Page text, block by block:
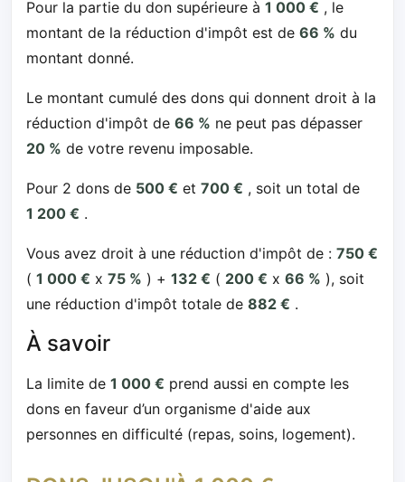
Pour la partie du don supérieure à 1 000 € , le
montant de la réduction d'impôt est de 66 % du
montant donné.
Le montant cumulé des dons qui donnent droit à la
réduction d'impôt de 66 % ne peut pas dépasser
20 % de votre revenu imposable.
Pour 2 dons de 500 € et 700 € , soit un total de
1 200 € .
Vous avez droit à une réduction d'impôt de : 750 €
( 1 000 € x 75 % ) + 132 € ( 200 € x 66 % ), soit
une réduction d'impôt totale de 882 € .
À savoir
La limite de 1 000 € prend aussi en compte les
dons en faveur d’un organisme d'aide aux
personnes en difficulté (repas, soins, logement).